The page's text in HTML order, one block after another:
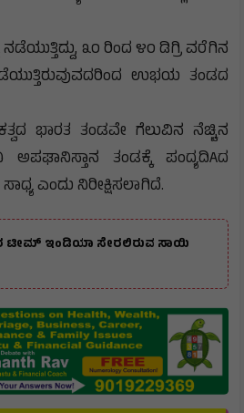
೩೦ ರಿಂದ ೪೦ ಡಿಗ್ರಿ ವರೆಗಿನ
ಉಭಯ ತಂಡದ
ಭಾರತ ತಂಡವೇ ಗೆಲುವಿನ ನೆಚ್ಚಿನ
ಅಪಘಾನಿಸ್ತಾನ ತಂಡಕ್ಕೆ ಪಂದ್ಯದಿAದ
ಎಂದು ನಿರೀಕ್ಷಿಸಲಾಗಿದೆ.
ಟೀಮ್ ಇಂಡಿಯಾ ಸೇರಲಿರುವ ಸಾಯಿ